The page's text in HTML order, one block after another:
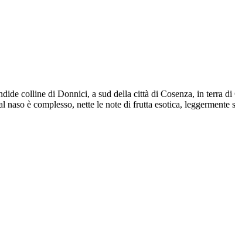
colline di Donnici, a sud della città di Cosenza, in terra di
è complesso, nette le note di frutta esotica, leggermente